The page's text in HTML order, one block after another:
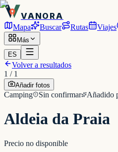
VANORA
Mapa Buscar Rutas Viajes
Más
ES
Volver a resultados
1 / 1
Añadir fotos
Camping Sin confirmar Añadido
Aldeia da Praia
Precio no disponible